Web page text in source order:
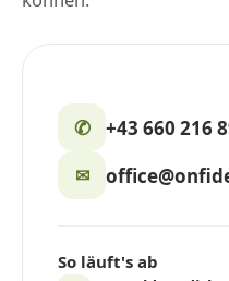
✆ +43 660 216
✉
So läuft's ab